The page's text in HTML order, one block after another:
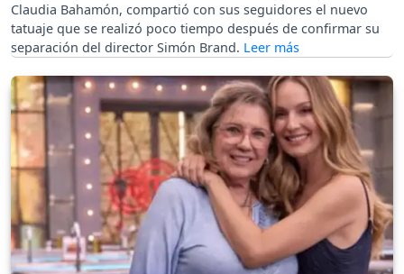
Claudia Bahamón, compartió con sus seguidores el nuevo
tatuaje que se realizó poco tiempo después de confirmar su
separación del director Simón Brand.